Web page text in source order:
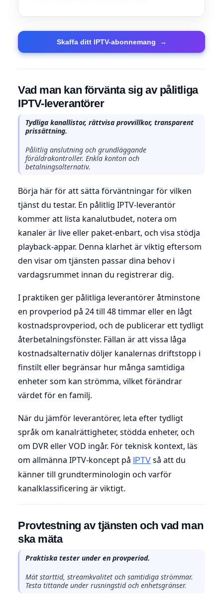
Skaffa ditt IPTV-abonnemang →
Vad man kan förvänta sig av pålitliga
IPTV-leverantörer
Tydliga kanallistor, rättvisa provvillkor, transparent
prissättning.
Pålitlig anslutning och grundläggande
föräldrakontroller. Enkla konton och
betalningsalternativ.
Börja här för att sätta förväntningar för vilken
tjänst du testar. En pålitlig IPTV-leverantör
kommer att lista kanalutbudet, notera om
kanaler är live eller paket-enbart, och visa stödja
playback-appar. Denna klarhet är viktig eftersom
den visar om tjänsten passar dina behov i
vardagsrummet innan du registrerar dig.
I praktiken ger pålitliga leverantörer åtminstone
en provperiod på 24 till 48 timmar eller en lågt
kostnadsprovperiod, och de publicerar ett tydligt
återbetalningsfönster. Fällan är att vissa låga
kostnadsalternativ döljer kanalernas driftstopp i
finstilt eller begränsar hur många samtidiga
enheter som kan strömma, vilket förändrar
värdet för en familj.
När du jämför leverantörer, leta efter tydligt
språk om kanalrättigheter, stödda enheter, och
om DVR eller VOD ingår. För teknisk kontext, läs
om allmänna IPTV-koncept på
IPTV så att du
känner till grundterminologin och varför
kanalklassificering är viktigt.
Provtestning av tjänsten och vad man
ska mäta
Praktiska tester under en provperiod.
Mät starttid, streamkvalitet och samtidiga strömmar.
Testa tittande under rusningstid och enhetsgränser.